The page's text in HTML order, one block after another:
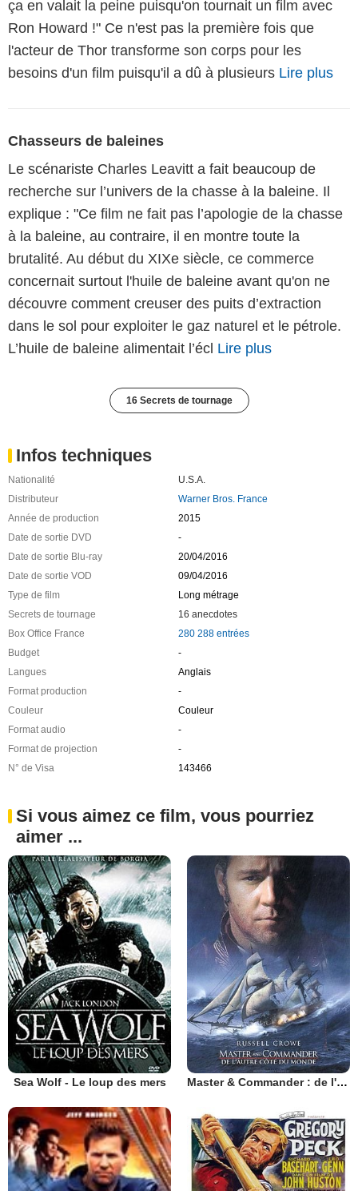
ça en valait la peine puisqu'on tournait un film avec
Ron Howard !" Ce n'est pas la première fois que
l'acteur de Thor transforme son corps pour les
besoins d'un film puisqu'il a dû à plusieurs Lire plus
Chasseurs de baleines
Le scénariste Charles Leavitt a fait beaucoup de
recherche sur l’univers de la chasse à la baleine. Il
explique : "Ce film ne fait pas l’apologie de la chasse
à la baleine, au contraire, il en montre toute la
brutalité. Au début du XIXe siècle, ce commerce
concernait surtout l'huile de baleine avant qu'on ne
découvre comment creuser des puits d’extraction
dans le sol pour exploiter le gaz naturel et le pétrole.
L’huile de baleine alimentait l’écl Lire plus
16 Secrets de tournage
Infos techniques
Nationalité
U.S.A.
Distributeur
Warner Bros. France
Année de production
2015
Date de sortie DVD
-
Date de sortie Blu-ray
20/04/2016
Date de sortie VOD
09/04/2016
Type de film
Long métrage
Secrets de tournage
16 anecdotes
Box Office France
280 288 entrées
Budget
-
Langues
Anglais
Format production
-
Couleur
Couleur
Format audio
-
Format de projection
-
N° de Visa
143466
Si vous aimez ce film, vous pourriez
aimer ...
Sea Wolf - Le loup des mers Master & Commander : de l'autre côté du monde